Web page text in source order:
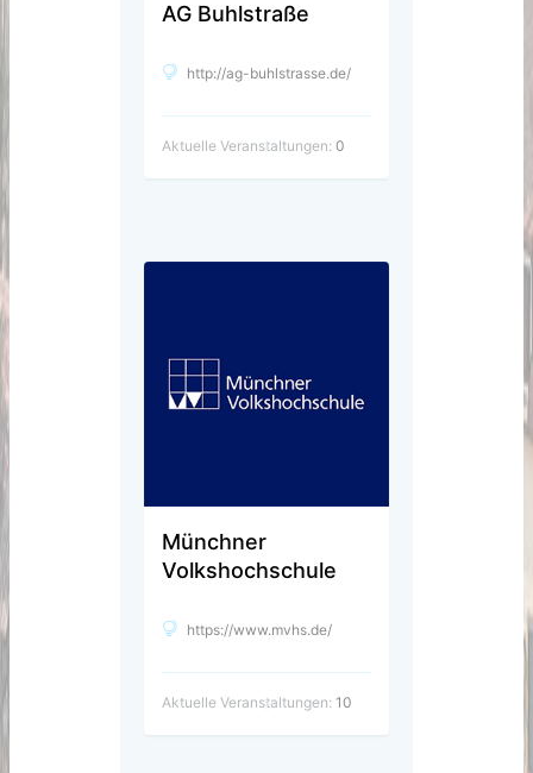
AG Buhlstraße
http://ag-buhlstrasse.de/
Aktuelle Veranstaltungen: 0
Münchner
Volkshochschule
https://www.mvhs.de/
Aktuelle Veranstaltungen: 10